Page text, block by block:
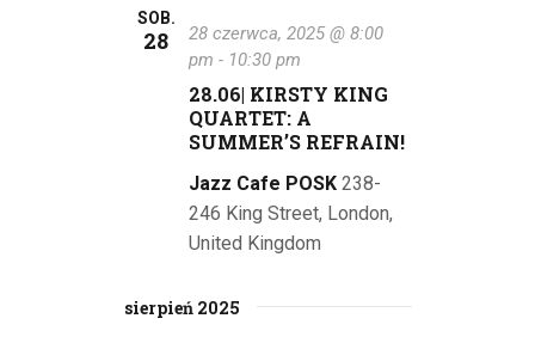
SOB.
28
28.06| KIRSTY KING
QUARTET: A
SUMMER’S REFRAIN!
28 czerwca, 2025 @ 8:00
pm - 10:30 pm
Jazz Cafe POSK 238-
246 King Street, London,
United Kingdom
sierpień 2025